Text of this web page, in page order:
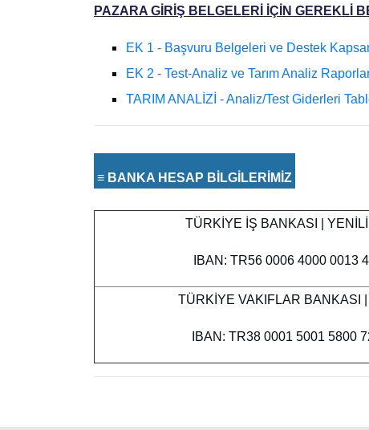
PAZARA GİRİŞ BELGELERİ İÇİN GEREKLİ
EK 1 - Başvuru Belgeleri ve Destek
EK 2 - Test-Analiz ve Tarım Analiz
TARIM ANALİZİ - Analiz/Test Giderleri
≡ BANKA HESAP BİLGİLERİMİZ
TÜRKİYE İŞ BANKASI |
IBAN: TR56 0006 4000 0013
TÜRKİYE VAKIFLAR BANKASI |
IBAN: TR38 0001 5001 5800